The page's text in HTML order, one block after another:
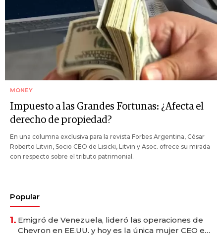
MONEY
Impuesto a las Grandes Fortunas: ¿Afecta el
derecho de propiedad?
En una columna exclusiva para la revista Forbes Argentina, César
Roberto Litvin, Socio CEO de Lisicki, Litvin y Asoc. ofrece su mirada
con respecto sobre el tributo patrimonial.
Popular
1. Emigró de Venezuela, lideró las operaciones de
Chevron en EE.UU. y hoy es la única mujer CEO en